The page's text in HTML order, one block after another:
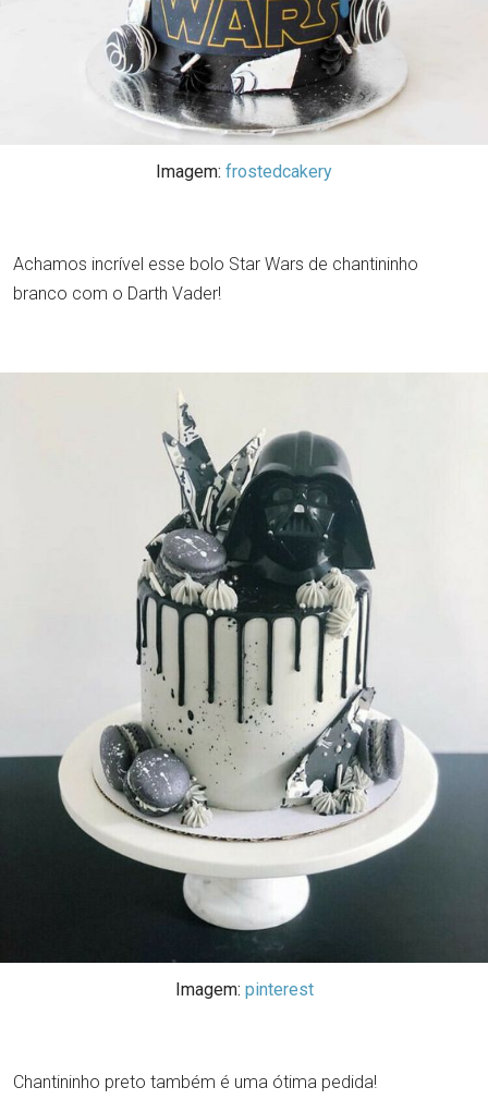
Imagem: frostedcakery
Achamos incrível esse bolo Star Wars de chantininho
branco com o Darth Vader!
Imagem: pinterest
Chantininho preto também é uma ótima pedida!